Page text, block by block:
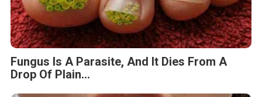
Fungus Is A Parasite, And It Dies From A
Drop Of Plain...